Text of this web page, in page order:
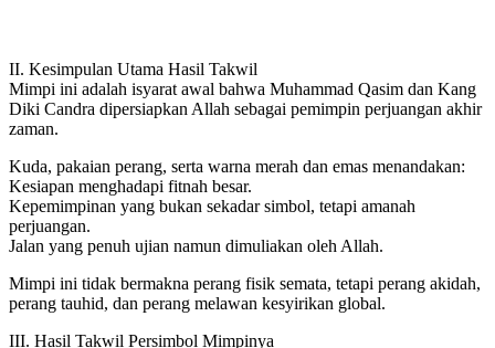
II. Kesimpulan Utama Hasil Takwil
Mimpi ini adalah isyarat awal bahwa Muhammad Qasim dan Kang
Diki Candra dipersiapkan Allah sebagai pemimpin perjuangan akhir
zaman.
Kuda, pakaian perang, serta warna merah dan emas menandakan:
Kesiapan menghadapi fitnah besar.
Kepemimpinan yang bukan sekadar simbol, tetapi amanah
perjuangan.
Jalan yang penuh ujian namun dimuliakan oleh Allah.
Mimpi ini tidak bermakna perang fisik semata, tetapi perang akidah,
perang tauhid, dan perang melawan kesyirikan global.
III. Hasil Takwil Persimbol Mimpinya